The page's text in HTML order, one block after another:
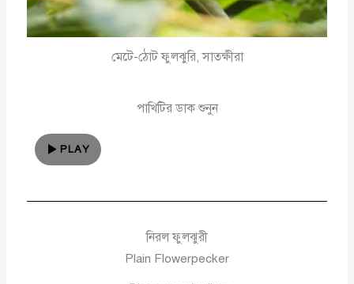
মেটে-ঠোট ফুলঝুরি, সাতক্ষীরা
পাখিটির ডাক শুনুন
PLAY
নিরল ফুলঝুরী
Plain Flowerpecker